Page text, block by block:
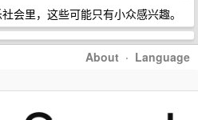
会里，这些可能只有小众感兴趣。
About · Language